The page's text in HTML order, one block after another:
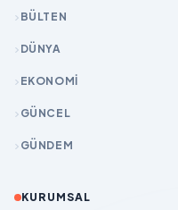
BÜLTEN
DÜNYA
EKONOMİ
GÜNCEL
GÜNDEM
KURUMSAL